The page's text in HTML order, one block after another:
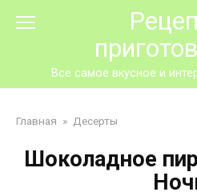
Все самое вкусное и
Главная » Десерты
Шоколадное